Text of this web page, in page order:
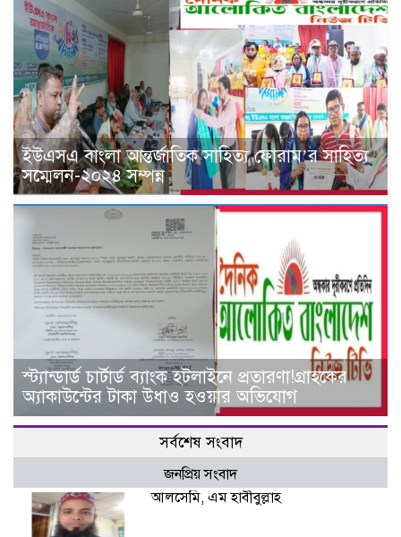
ইউএসএ বাংলা আন্তর্জাতিক সাহিত্য ফোরাম’র সাহিত্য
সম্মেলন-২০২৪ সম্পন্ন
স্ট্যান্ডার্ড চার্টার্ড ব্যাংক হটলাইনে প্রতারণা!গ্রাহকের
অ্যাকাউন্টের টাকা উধাও হওয়ার অভিযোগ
সর্বশেষ সংবাদ
জনপ্রিয় সংবাদ
আলসেমি, এম হাবীবুল্লাহ